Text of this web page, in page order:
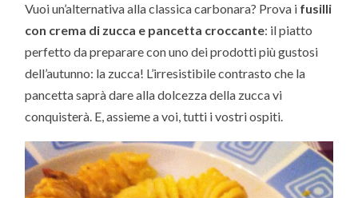
Vuoi un’alternativa alla classica carbonara? Prova i fusilli
con crema di zucca e pancetta croccante: il piatto
perfetto da preparare con uno dei prodotti più gustosi
dell’autunno: la zucca! L’irresistibile contrasto che la
pancetta saprà dare alla dolcezza della zucca vi
conquisterà. E, assieme a voi, tutti i vostri ospiti.